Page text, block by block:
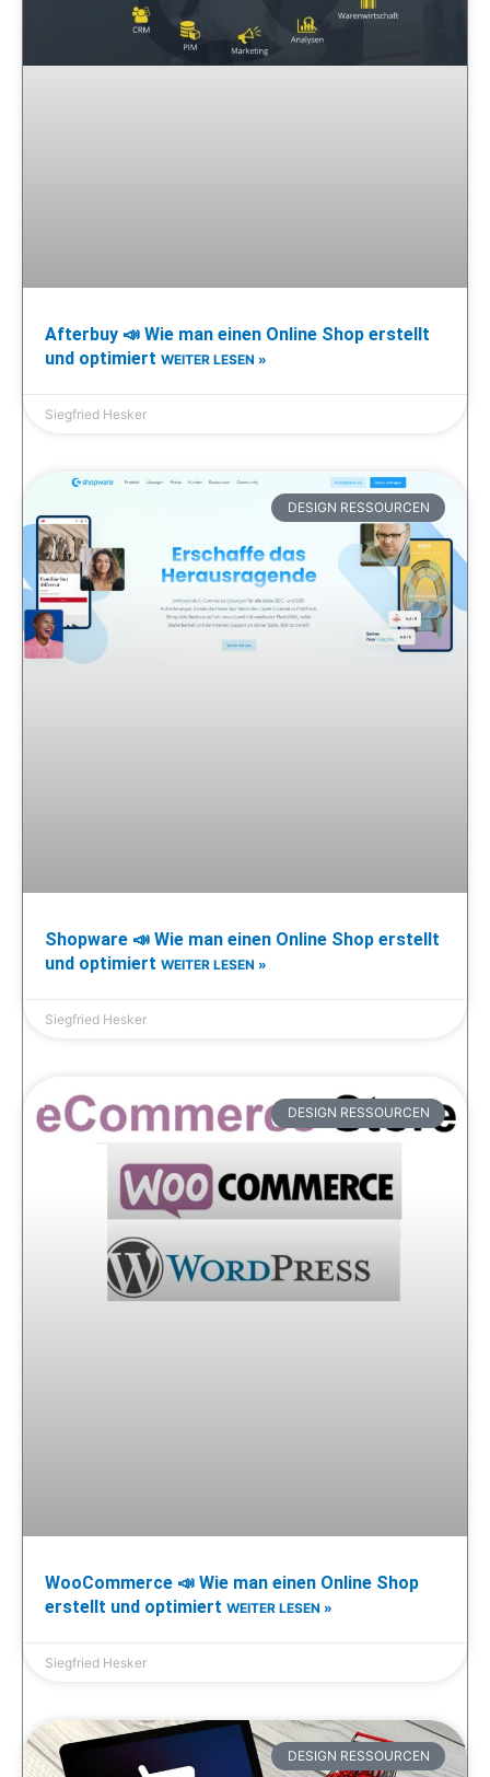
Afterbuy 📣 Wie man einen Online Shop erstellt
und optimiert WEITER LESEN »
Siegfried Hesker
DESIGN RESSOURCEN
Shopware 📣 Wie man einen Online Shop erstellt
und optimiert WEITER LESEN »
Siegfried Hesker
DESIGN RESSOURCEN
WooCommerce 📣 Wie man einen Online Shop
erstellt und optimiert WEITER LESEN »
Siegfried Hesker
DESIGN RESSOURCEN